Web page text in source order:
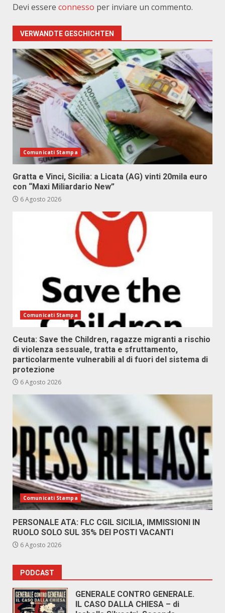
Devi essere connesso per inviare un commento.
VERWANDTE GESCHICHTEN
Comunicati Stampa
Gratta e Vinci, Sicilia: a Licata (AG) vinti 20mila euro
con “Maxi Miliardario New”
6 Agosto 2026
Comunicati Stampa
Ceuta: Save the Children, ragazze migranti a rischio
di violenza sessuale, tratta e sfruttamento,
particolarmente vulnerabili al di fuori del sistema di
protezione
6 Agosto 2026
Comunicati Stampa
PERSONALE ATA: FLC CGIL SICILIA, IMMISSIONI IN
RUOLO SOLO SUL 35% DEI POSTI VACANTI
6 Agosto 2026
PODCAST
GENERALE CONTRO GENERALE.
IL CASO DALLA CHIESA – di